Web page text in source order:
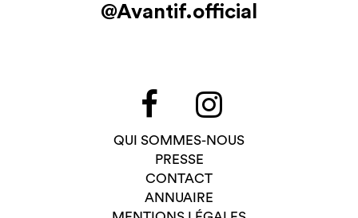
@Avantif.official
QUI SOMMES-NOUS
PRESSE
CONTACT
ANNUAIRE